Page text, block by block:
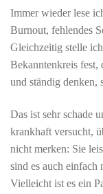
Immer wieder lese
Burnout, fehlendes
Gleichzeitig stelle
Bekanntenkreis fest,
und ständig denken,
Das ist sehr schade
krankhaft versucht,
nicht merken: Sie
sind es auch einfach
Vielleicht ist es ein